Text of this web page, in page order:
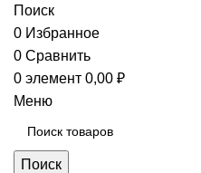
Поиск
0 Избранное
0 Сравнить
0 элемент 0,00 ₽
Меню
Поиск